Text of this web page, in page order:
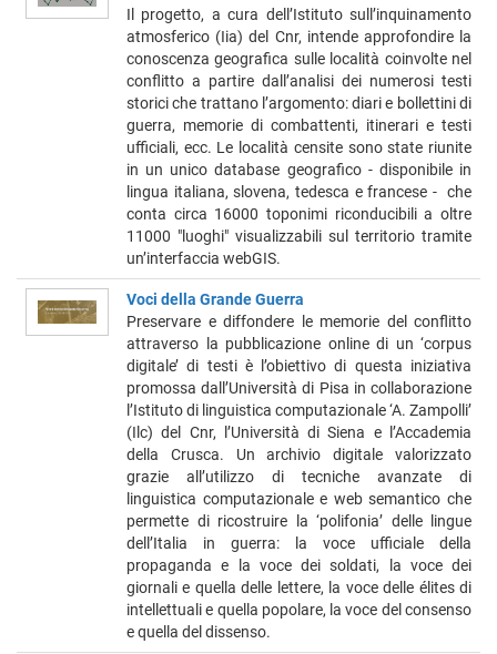
Il progetto, a cura dell’Istituto sull’inquinamento
atmosferico (Iia) del Cnr, intende approfondire la
conoscenza geografica sulle località coinvolte nel
conflitto a partire dall’analisi dei numerosi testi
storici che trattano l’argomento: diari e bollettini di
guerra, memorie di combattenti, itinerari e testi
ufficiali, ecc. Le località censite sono state riunite
in un unico database geografico - disponibile in
lingua italiana, slovena, tedesca e francese - che
conta circa 16000 toponimi riconducibili a oltre
11000 "luoghi" visualizzabili sul territorio tramite
un’interfaccia webGIS.
Voci della Grande Guerra
Preservare e diffondere le memorie del conflitto
attraverso la pubblicazione online di un ‘corpus
digitale’ di testi è l’obiettivo di questa iniziativa
promossa dall’Università di Pisa in collaborazione
l’Istituto di linguistica computazionale ‘A. Zampolli’
(Ilc) del Cnr, l’Università di Siena e l’Accademia
della Crusca. Un archivio digitale valorizzato
grazie all’utilizzo di tecniche avanzate di
linguistica computazionale e web semantico che
permette di ricostruire la ‘polifonia’ delle lingue
dell’Italia in guerra: la voce ufficiale della
propaganda e la voce dei soldati, la voce dei
giornali e quella delle lettere, la voce delle élites di
intellettuali e quella popolare, la voce del consenso
e quella del dissenso.